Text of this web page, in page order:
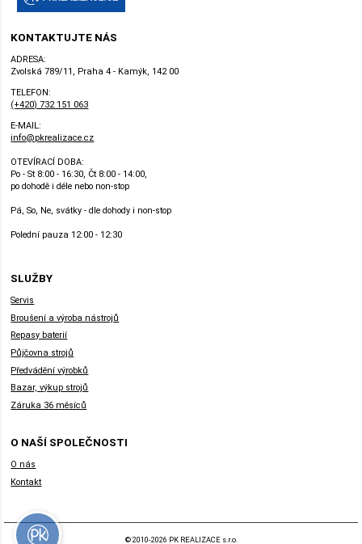
KONTAKTUJTE NÁS
ADRESA:
Zvolská 789/11, Praha 4 - Kamýk, 142 00
TELEFON:
(+420) 732 151 063
E-MAIL:
info@pkrealizace.cz
OTEVÍRACÍ DOBA:
Po - St 8:00 - 16:30, Čt 8:00 - 14:00,
po dohodě i déle nebo non-stop
Pá, So, Ne, svátky - dle dohody i non-stop
Polední pauza 12:00 - 12:30
SLUŽBY
Servis
Broušení a výroba nástrojů
Repasy baterií
Půjčovna strojů
Předvádění výrobků
Bazar, výkup strojů
Záruka 36 měsíců
O NAŠÍ SPOLEČNOSTI
O nás
Kontakt
© 2010-2026 PK REALIZACE s.r.o.